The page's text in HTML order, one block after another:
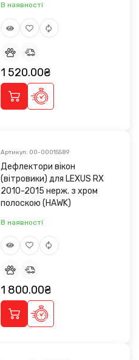
В наявності
1 520.00₴
Артикул: 00-00015589
Дефлектори вікон
(вітровики) для LEXUS RX
2010-2015 нерж. з хром
полоскою (HAWK)
В наявності
1 800.00₴